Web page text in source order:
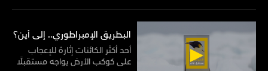
البطريق الإمبراطوري.. إلى أين؟
أحد أكثر الكائنات إثارة للإعجاب
على كوكب الأرض يواجه مستقبلًا